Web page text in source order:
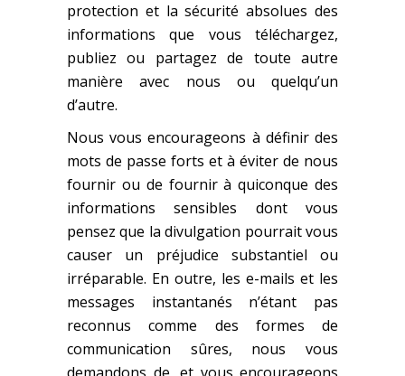
protection et la sécurité absolues des
informations que vous téléchargez,
publiez ou partagez de toute autre
manière avec nous ou quelqu’un
d’autre.
Nous vous encourageons à définir des
mots de passe forts et à éviter de nous
fournir ou de fournir à quiconque des
informations sensibles dont vous
pensez que la divulgation pourrait vous
causer un préjudice substantiel ou
irréparable. En outre, les e-mails et les
messages instantanés n’étant pas
reconnus comme des formes de
communication sûres, nous vous